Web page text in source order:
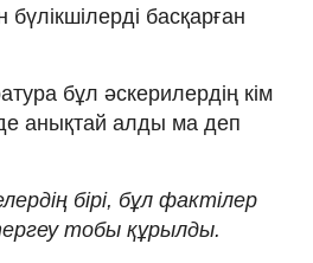
басқарған
бұл әскерилердің кім
анықтай алды ма деп
бірі, бұл фактілер
тобы құрылды.